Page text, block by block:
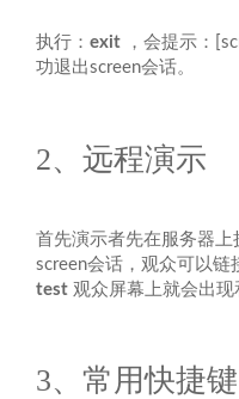
执行： exit ，会提示：
功退出screen会话。
2、远程演示
首先演示者先在服务器上
screen会话，观众可以链
test 观众屏幕上就会出现
3、常用快捷键